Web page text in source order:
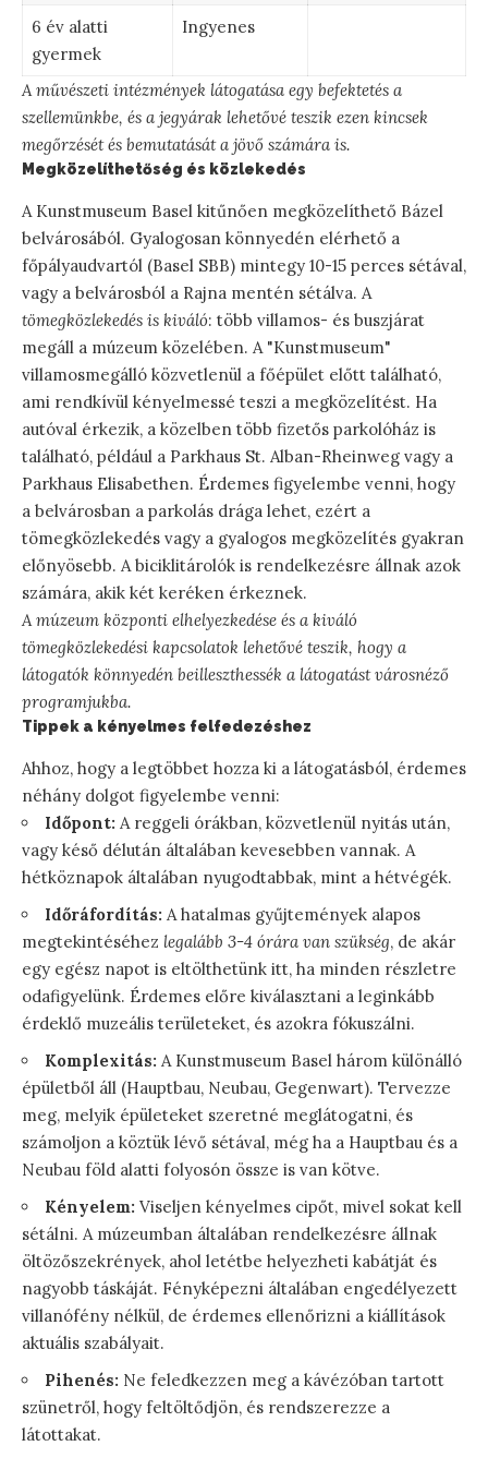
6 év alatti
gyermek
Ingyenes
A művészeti intézmények látogatása egy befektetés a
szellemünkbe, és a jegyárak lehetővé teszik ezen kincsek
megőrzését és bemutatását a jövő számára is.
Megközelíthetőség és közlekedés
A Kunstmuseum Basel kitűnően megközelíthető Bázel
belvárosából. Gyalogosan könnyedén elérhető a
főpályaudvartól (Basel SBB) mintegy 10-15 perces sétával,
vagy a belvárosból a Rajna mentén sétálva. A
tömegközlekedés is kiváló: több villamos- és buszjárat
megáll a múzeum közelében. A "Kunstmuseum"
villamosmegálló közvetlenül a főépület előtt található,
ami rendkívül kényelmessé teszi a megközelítést. Ha
autóval érkezik, a közelben több fizetős parkolóház is
található, például a Parkhaus St. Alban-Rheinweg vagy a
Parkhaus Elisabethen. Érdemes figyelembe venni, hogy
a belvárosban a parkolás drága lehet, ezért a
tömegközlekedés vagy a gyalogos megközelítés gyakran
előnyösebb. A biciklitárolók is rendelkezésre állnak azok
számára, akik két keréken érkeznek.
A múzeum központi elhelyezkedése és a kiváló
tömegközlekedési kapcsolatok lehetővé teszik, hogy a
látogatók könnyedén beilleszthessék a látogatást városnéző
programjukba.
Tippek a kényelmes felfedezéshez
Ahhoz, hogy a legtöbbet hozza ki a látogatásból, érdemes
néhány dolgot figyelembe venni:
Időpont: A reggeli órákban, közvetlenül nyitás után,
vagy késő délután általában kevesebben vannak. A
hétköznapok általában nyugodtabbak, mint a hétvégék.
Időráfordítás: A hatalmas gyűjtemények alapos
megtekintéséhez legalább 3-4 órára van szükség, de akár
egy egész napot is eltölthetünk itt, ha minden részletre
odafigyelünk. Érdemes előre kiválasztani a leginkább
érdeklő muzeális területeket, és azokra fókuszálni.
Komplexitás: A Kunstmuseum Basel három különálló
épületből áll (Hauptbau, Neubau, Gegenwart). Tervezze
meg, melyik épületeket szeretné meglátogatni, és
számoljon a köztük lévő sétával, még ha a Hauptbau és a
Neubau föld alatti folyosón össze is van kötve.
Kényelem: Viseljen kényelmes cipőt, mivel sokat kell
sétálni. A múzeumban általában rendelkezésre állnak
öltözőszekrények, ahol letétbe helyezheti kabátját és
nagyobb táskáját. Fényképezni általában engedélyezett
villanófény nélkül, de érdemes ellenőrizni a kiállítások
aktuális szabályait.
Pihenés: Ne feledkezzen meg a kávézóban tartott
szünetről, hogy feltöltődjön, és rendszerezze a
látottakat.